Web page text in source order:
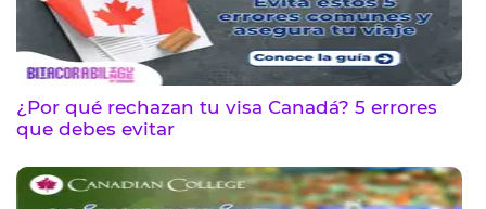
¿Por qué rechazan tu visa Canadá? 5 errores
que debes evitar